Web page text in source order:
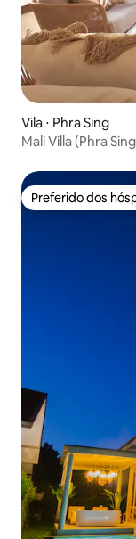
Vila ⋅ Phra Sing
Mali Villa (Phra
Preferido dos
Preferido dos